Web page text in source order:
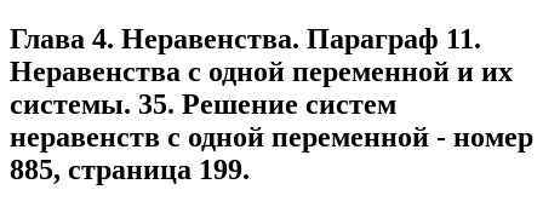
Глава 4. Неравенства. Параграф 11.
Неравенства с одной переменной и их
системы. 35. Решение систем
неравенств с одной переменной - номер
885, страница 199.